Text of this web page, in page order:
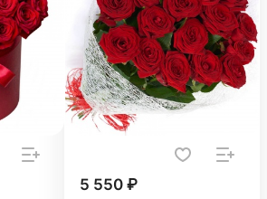
5 550 ₽